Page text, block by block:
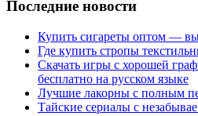
Последние новости
Купить сигареты оптом —
Где купить стропы
Скачать игры с хорошей
бесплатно на русском языке
Лучшие лакорны с полным
Тайские сериалы с